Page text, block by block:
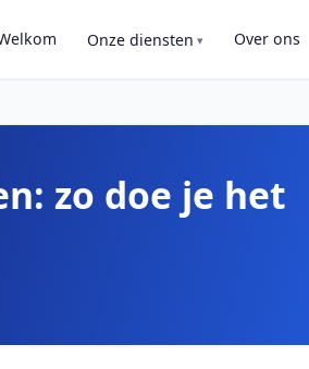
Onze diensten Over ons
zo doe je het